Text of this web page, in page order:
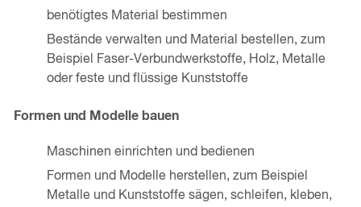
benötigtes Material bestimmen
Bestände verwalten und Material bestellen, zum
Beispiel Faser-Verbundwerkstoffe, Holz, Metalle
oder feste und flüssige Kunststoffe
Formen und Modelle bauen
Maschinen einrichten und bedienen
Formen und Modelle herstellen, zum Beispiel
Metalle und Kunststoffe sägen, schleifen, kleben,